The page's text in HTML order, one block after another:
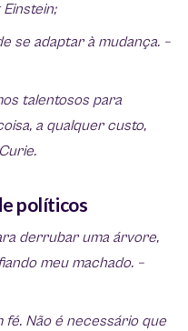
se adaptar à mudança. –
talentosos para
a qualquer custo,
políticos
derrubar uma árvore,
meu machado. –
Não é necessário que